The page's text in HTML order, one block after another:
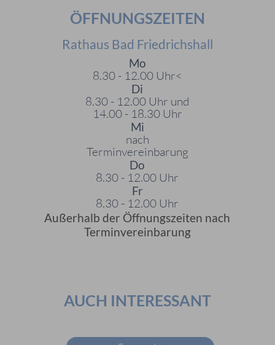
ÖFFNUNGSZEITEN
Rathaus Bad Friedrichshall
Mo
8.30 - 12.00 Uhr<
Di
8.30 - 12.00 Uhr und
14.00 - 18.30 Uhr
Mi
nach
Terminvereinbarung
Do
8.30 - 12.00 Uhr
Fr
8.30 - 12.00 Uhr
Außerhalb der Öffnungszeiten nach
Terminvereinbarung
AUCH INTERESSANT